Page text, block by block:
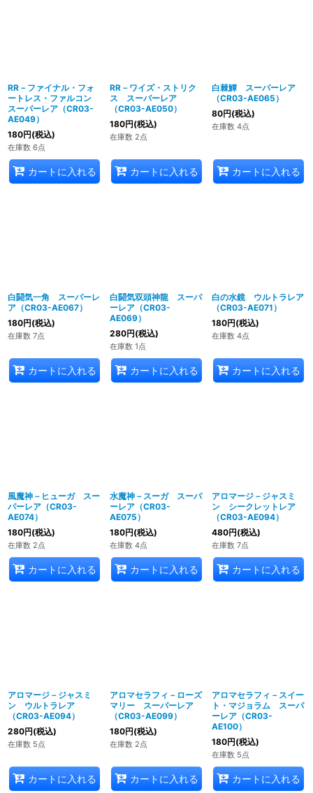
RR－ファイナル・フォ
ートレス・ファルコン
スーパーレア（CR03-
AE049）
180円(税込)
在庫数 6点
カートに入れる
RR－ワイズ・ストリク
ス スーパーレア
（CR03-AE050）
180円(税込)
在庫数 2点
カートに入れる
白棘鱏 スーパーレア
（CR03-AE065）
80円(税込)
在庫数 4点
カートに入れる
白闘気一角 スーパーレ
ア（CR03-AE067）
180円(税込)
在庫数 7点
カートに入れる
白闘気双頭神龍 スーパ
ーレア（CR03-
AE069）
280円(税込)
在庫数 1点
カートに入れる
白の水鏡 ウルトラレア
（CR03-AE071）
180円(税込)
在庫数 4点
カートに入れる
風魔神－ヒューガ スー
パーレア（CR03-
AE074）
180円(税込)
在庫数 2点
カートに入れる
水魔神－スーガ スーパ
ーレア（CR03-
AE075）
180円(税込)
在庫数 4点
カートに入れる
アロマージ－ジャスミ
ン シークレットレア
（CR03-AE094）
480円(税込)
在庫数 7点
カートに入れる
アロマージ－ジャスミ
ン ウルトラレア
（CR03-AE094）
280円(税込)
在庫数 5点
カートに入れる
アロマセラフィ－ローズ
マリー スーパーレア
（CR03-AE099）
180円(税込)
在庫数 2点
カートに入れる
アロマセラフィ－スイー
ト・マジョラム スーパ
ーレア（CR03-
AE100）
180円(税込)
在庫数 5点
カートに入れる